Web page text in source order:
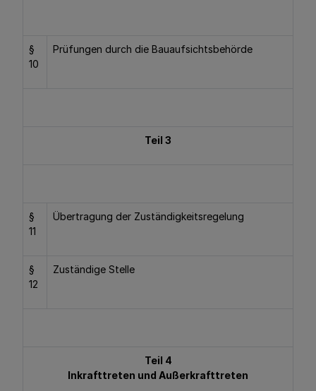
§
10
Prüfungen durch die Bauaufsichtsbehörde
Teil 3
§
11
Übertragung der Zuständigkeitsregelung
§
12
Zuständige Stelle
Teil 4
Inkrafttreten und Außerkrafttreten